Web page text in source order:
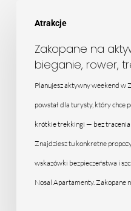
Atrakcje
aktywny
weekend
bieganie,
rower,
trekking
Zakopane na
bieganie, rower,
Planujesz aktywny weekend w
powstał dla turysty, który chce
krótkie trekkingi — bez tracenia
Znajdziesz tu konkretne
wskazówki bezpieczeństwa i
Nosal Apartamenty. Zakopane